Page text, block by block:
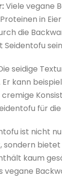
Viele vegane
in
die
seidige
kann
für
ist nicht
sondern
kaum
vegane